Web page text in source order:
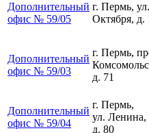
Дополнительный
офис № 59/05
г. Пермь,
Октября, д.
Дополнительный
офис № 59/03
г. Пермь,
д. 71
Дополнительный
офис № 59/04
г. Пермь,
ул. Ленина,
д. 80